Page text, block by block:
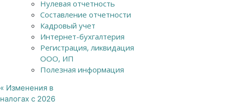
Нулевая отчетность
Составление отчетности
Кадровый учет
Интернет-бухгалтерия
Регистрация, ликвидация
ООО, ИП
Полезная информация
« Изменения в
налогах с 2026